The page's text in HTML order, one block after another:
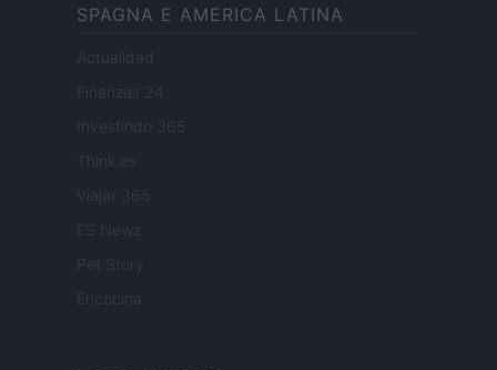
SPAGNA E AMERICA LATINA
Actualidad
Finanzas 24
Investindo 365
Think.es
Viajar 365
ES Newz
Pet Story
Encocina